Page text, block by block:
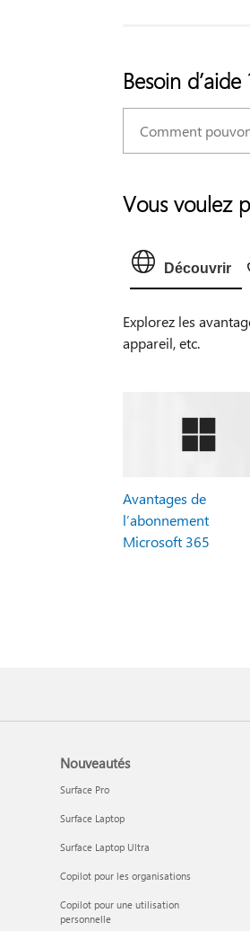
Besoin d’aide
Vous voulez
Découvrir
Explorez les
appareil, etc.
Avantages de
l’abonnement
Microsoft 365
Nouveautés
Surface Pro
Surface Laptop
Surface Laptop Ultra
Copilot pour les organisations
Copilot pour une utilisation
personnelle